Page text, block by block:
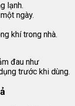
lạnh.
ngày.
khí trong nhà.
đau như
trước khi dùng.